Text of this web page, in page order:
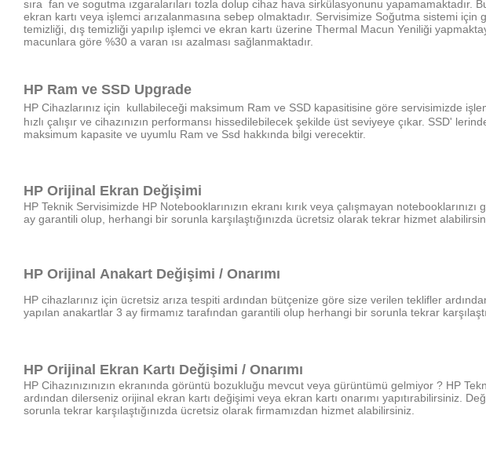
sıra fan ve sogutma ızgaralarıları tozla dolup cihaz hava sirkülasyonunu yapamamaktadır.
ekran kartı veya işlemci arızalanmasına sebep olmaktadır. Servisimize Soğutma sistemi
temizliği, dış temizliği yapılıp işlemci ve ekran kartı üzerine Thermal Macun Yeniliği
macunlara göre %30 a varan ısı azalması sağlanmaktadır.
HP Ram ve SSD Upgrade
HP Cihazlarınız için
kullabileceği maksimum Ram ve SSD kapasitisine göre servisimizde
hızlı çalışır ve cihazınızın performansı hissedilebilecek şekilde üst seviyeye çıkar. SSD'
maksimum kapasite ve uyumlu Ram ve Ssd hakkında bilgi verecektir.
HP Orijinal Ekran Değişimi
HP Teknik Servisimizde HP Notebooklarınızın ekranı kırık veya çalışmayan
ay garantili olup, herhangi bir sorunla karşılaştığınızda ücretsiz olarak tekrar hizmet
HP Orijinal Anakart Değişimi / Onarımı
HP cihazlarınız için ücretsiz arıza tespiti ardından bütçenize göre size verilen teklifler
yapılan anakartlar 3 ay firmamız tarafından garantili olup herhangi bir sorunla tekrar
HP Orijinal Ekran Kartı Değişimi / Onarımı
HP Cihazınızınızın ekranında görüntü bozukluğu mevcut veya gürüntümü gelmiyor ? HP
ardından dilerseniz orijinal ekran kartı değişimi veya ekran kartı onarımı yapıtırabilirsiniz.
sorunla tekrar karşılaştığınızda ücretsiz olarak firmamızdan hizmet alabilirsiniz.